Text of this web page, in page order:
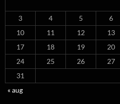
3
4 5 6
10
11 12 13
17
18 19 20
24
25 26 27
31
« aug